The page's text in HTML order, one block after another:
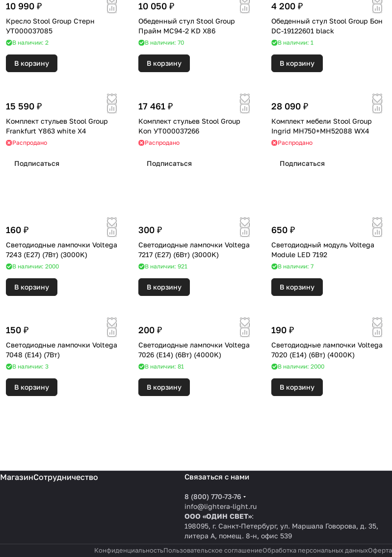
10 990 ₽
Кресло Stool Group Стерн
УТ000037085
В наличии: 2
В корзину
10 050 ₽
Обеденный стул Stool Group
Прайм MC94-2 KD X86
В наличии: 70
В корзину
4 200 ₽
Обеденный стул Stool Group Бон
DC-19122601 black
В наличии: 1
В корзину
15 590 ₽
Комплект стульев Stool Group
Frankfurt Y863 white X4
Распродано
Подписаться
17 461 ₽
Комплект стульев Stool Group
Kon УТ000037266
Распродано
Подписаться
28 090 ₽
Комплект мебели Stool Group
Ingrid MH750+MH52088 WX4
Распродано
Подписаться
160 ₽
Светодиодные лампочки Voltega
7243 (E27) (7Вт) (3000K)
В наличии: 2000
В корзину
300 ₽
Светодиодные лампочки Voltega
7217 (E27) (6Вт) (3000K)
В наличии: 921
В корзину
650 ₽
Светодиодный модуль Voltega
Module LED 7192
В наличии: 7
В корзину
150 ₽
Светодиодные лампочки Voltega
7048 (E14) (7Вт)
В наличии: 3
В корзину
200 ₽
Светодиодные лампочки Voltega
7026 (E14) (6Вт) (4000K)
В наличии: 81
В корзину
190 ₽
Светодиодные лампочки Voltega
7020 (E14) (6Вт) (4000K)
В наличии: 2000
В корзину
МагазинСотрудничество Связаться с нами
8 (800) 770-73-76
info@lightera-light.ru
ООО «ОДИН СВЕТ»:
198095, г. Санкт-Петербург, ул. Маршала Говорова, д. 35,
литера А, помещ. 8-н, офис 539
КонфиденциальностьПользовательское соглашениеОбработка персональных данныхОферта